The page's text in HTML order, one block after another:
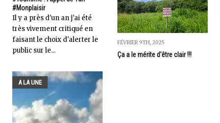
#Monplaisir
Il y a près d'un an j'ai été
très vivement critiqué en
faisant le choix d'alerter le
public sur le...
FÉVRIER 9TH, 2025
Ça a le mérite d'être clair !!!
A LA UNE